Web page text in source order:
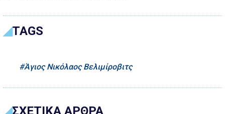
TAGS
Άγιος Νικόλαος Βελιμίροβιτς
ΣΧΕΤΙΚΑ ΑΡΘΡΑ